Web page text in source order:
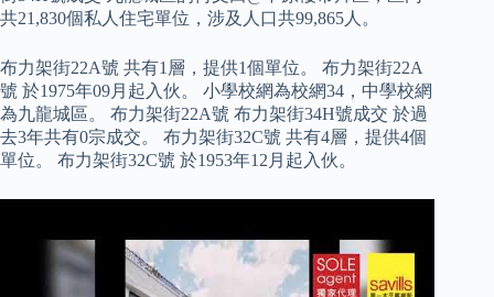
共21,830個私人住宅單位，涉及人口共99,865人。
布力架街22A號 共有1層，提供1個單位。 布力架街22A
號 於1975年09月起入伙。 小學校網為校網34，中學校網
為九龍城區。 布力架街22A號 布力架街34H號成交 於過
去3年共有0宗成交。 布力架街32C號 共有4層，提供4個
單位。 布力架街32C號 於1953年12月起入伙。